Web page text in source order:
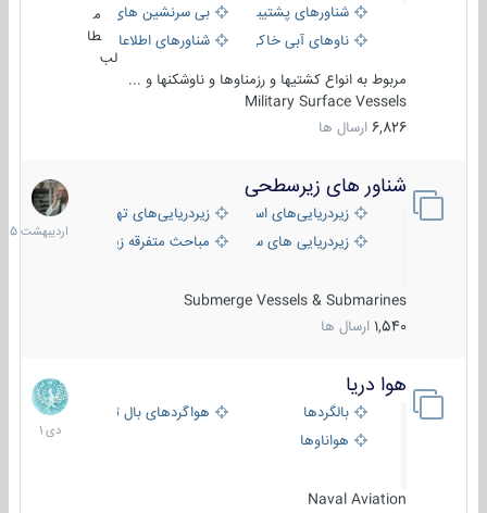
شناورهای پشتیبانی
بی سرنشین های دریایی
ناوهای آبی خاکی و نیروبرشناورهای اطلاعاتی و جاسوسی
طا
لب
مربوط به انواع کشتیها و رزمناوها و ناوشکنها و ...
Military Surface Vessels
6,826 ارسال ها
شناور های زیرسطحی
زیردریایی‌های استراتژیکزیردریایی‌های تهاجمی
زیردریایی های سبک
مباحث متفرقه زیرسطحی
Submerge Vessels & Submarines
1,540 ارسال ها
31
1405
هوا دریا
بالگردها
هواگردهای بال ثابت
هواناوها
Naval Aviation
12
دی
1401